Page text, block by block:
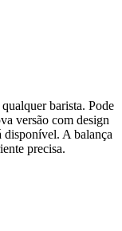
barista. Pode
versão com design
disponível. A balança
precisa.